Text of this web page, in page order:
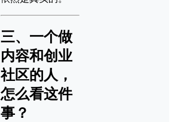
三、一个做
内容和创业
社区的人，
怎么看这件
事？